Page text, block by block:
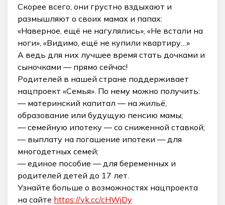
Скорее всего, они грустно вздыхают и
размышляют о своих мамах и папах:
«Наверное, ещё не нагулялись», «Не встали на
ноги», «Видимо, ещё не купили квартиру…»
А ведь для них лучшее время стать дочками и
сыночками — прямо сейчас!
Родителей в нашей стране поддерживает
нацпроект «Семья». По нему можно получить:
— материнский капитал — на жильё,
образование или будущую пенсию мамы;
— семейную ипотеку — со сниженной ставкой;
— выплату на погашение ипотеки — для
многодетных семей;
— единое пособие — для беременных и
родителей детей до 17 лет.
Узнайте больше о возможностях нацпроекта
на сайте https://vk.cc/cHWjDy